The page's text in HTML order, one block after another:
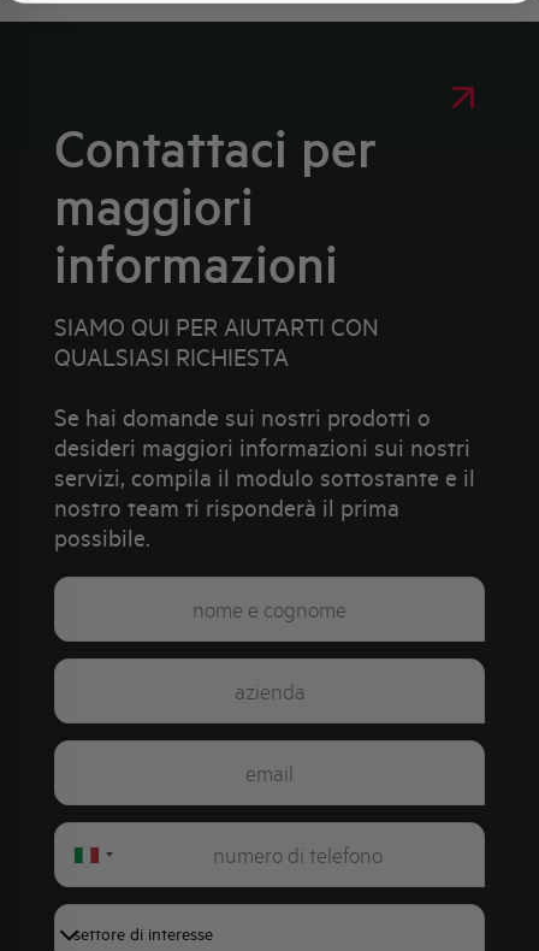
Contattaci per
maggiori
informazioni
SIAMO QUI PER AIUTARTI CON
QUALSIASI RICHIESTA
Se hai domande sui nostri prodotti o
desideri maggiori informazioni sui nostri
servizi, compila il modulo sottostante e il
nostro team ti risponderà il prima
possibile.
Italy